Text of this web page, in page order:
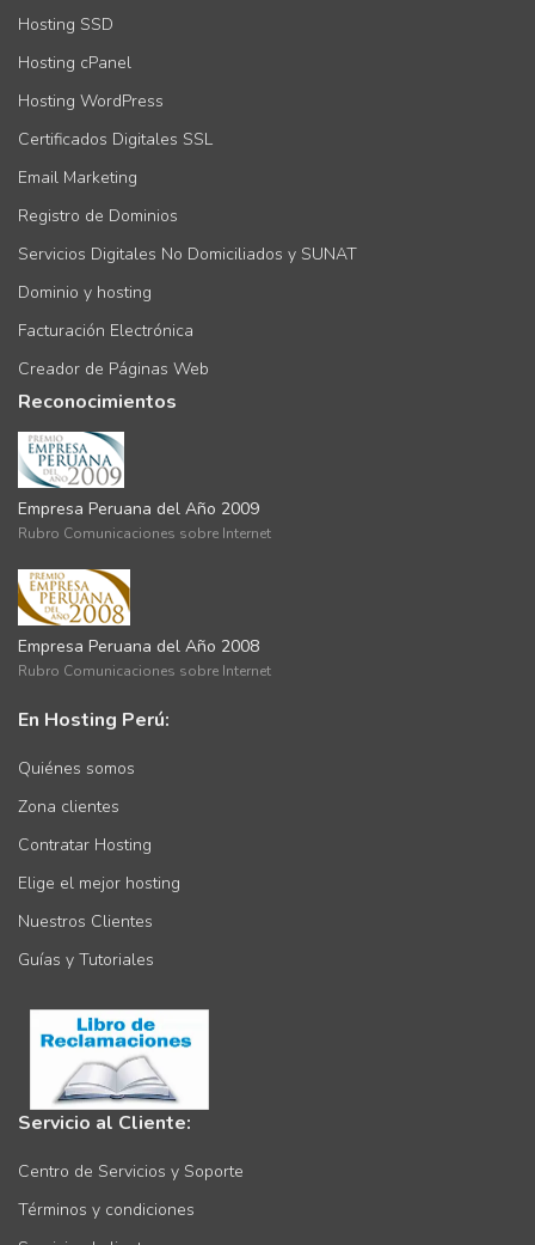
Hosting SSD
Hosting cPanel
Hosting WordPress
Certificados Digitales SSL
Email Marketing
Registro de Dominios
Servicios Digitales No Domiciliados y SUNAT
Dominio y hosting
Facturación Electrónica
Creador de Páginas Web
Reconocimientos
Empresa Peruana del Año 2009
Rubro Comunicaciones sobre Internet
Empresa Peruana del Año 2008
Rubro Comunicaciones sobre Internet
En Hosting Perú:
Quiénes somos
Zona clientes
Contratar Hosting
Elige el mejor hosting
Nuestros Clientes
Guías y Tutoriales
Servicio al Cliente:
Centro de Servicios y Soporte
Términos y condiciones